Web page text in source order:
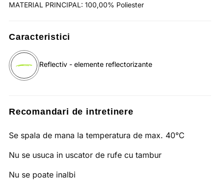
MATERIAL PRINCIPAL: 100,00% Poliester
Caracteristici
Reflectiv - elemente reflectorizante
Recomandari de intretinere
Se spala de mana la temperatura de max. 40°C
Nu se usuca in uscator de rufe cu tambur
Nu se poate inalbi